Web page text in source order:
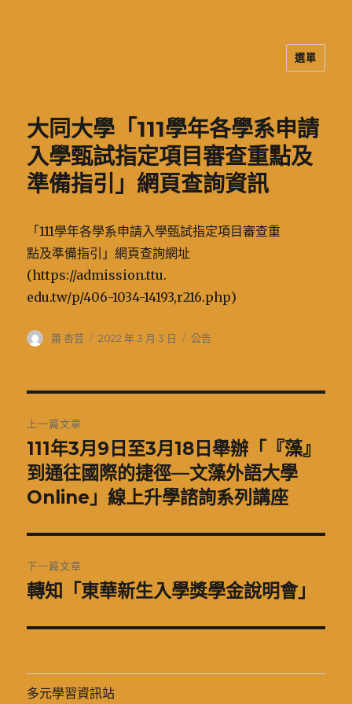
選單
大同大學「111學年各學系申請
入學甄試指定項目審查重點及
準備指引」網頁查詢資訊
「111學年各學系申請入學甄試指定項目審查重
點及準備指引」網頁查詢網址
(https://admission.ttu.
edu.tw/p/406-1034-14193,r216.php)
作
蕭 杏芸
發
2022 年 3 月 3 日
分
公告
章
導
覽
上一篇文章
上
一
篇
章:
111年3月9日至3月18日舉辦「『藻』
到通往國際的捷徑—文藻外語大學
Online」線上升學諮詢系列講座
下一篇文章
下
篇
章:
轉知「東華新生入學獎學金說明會」
多元學習資訊站